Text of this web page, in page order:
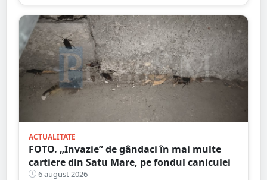
ACTUALITATE
FOTO. „Invazie” de gândaci în mai multe
cartiere din Satu Mare, pe fondul caniculei
6 august 2026